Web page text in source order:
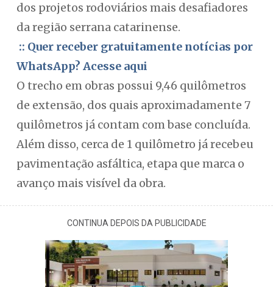
dos projetos rodoviários mais desafiadores
da região serrana catarinense.
:: Quer receber gratuitamente notícias por
WhatsApp? Acesse aqui
O trecho em obras possui 9,46 quilômetros
de extensão, dos quais aproximadamente 7
quilômetros já contam com base concluída.
Além disso, cerca de 1 quilômetro já recebeu
pavimentação asfáltica, etapa que marca o
avanço mais visível da obra.
CONTINUA DEPOIS DA PUBLICIDADE